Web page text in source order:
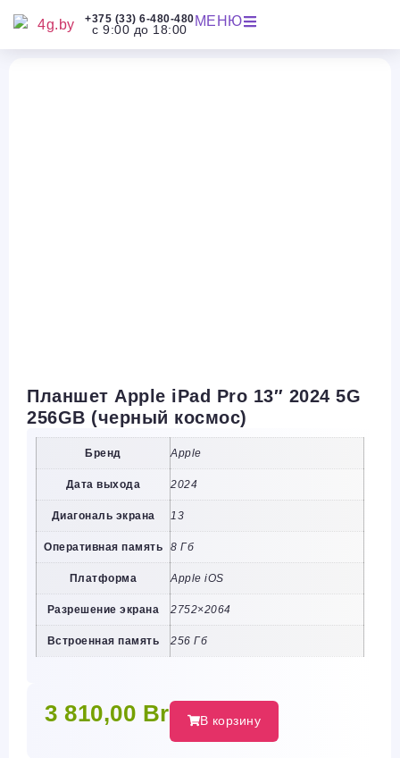
+375 (33) 6-480-480
с 9:00 до 18:00
МЕНЮ
Планшет Apple iPad Pro 13″ 2024 5G
256GB (черный космос)
Бренд Apple
Дата выхода 2024
Диагональ экрана 13
Оперативная память 8 Гб
Платформа Apple iOS
Разрешение экрана 2752×2064
Встроенная память 256 Гб
3 810,00 Br В корзину